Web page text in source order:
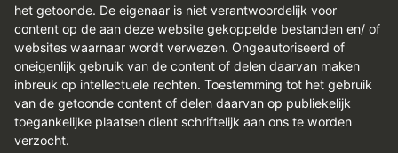
het getoonde. De eigenaar is niet verantwoordelijk voor
content op de aan deze website gekoppelde bestanden en/ of
websites waarnaar wordt verwezen. Ongeautoriseerd of
oneigenlijk gebruik van de content of delen daarvan maken
inbreuk op intellectuele rechten. Toestemming tot het gebruik
van de getoonde content of delen daarvan op publiekelijk
toegankelijke plaatsen dient schriftelijk aan ons te worden
verzocht.